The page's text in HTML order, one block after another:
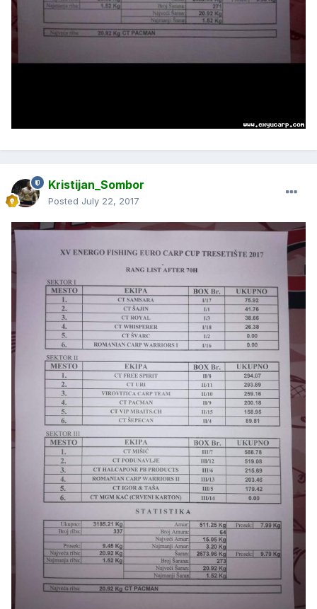
Kristijan_Sombor
Posted July 22, 2017